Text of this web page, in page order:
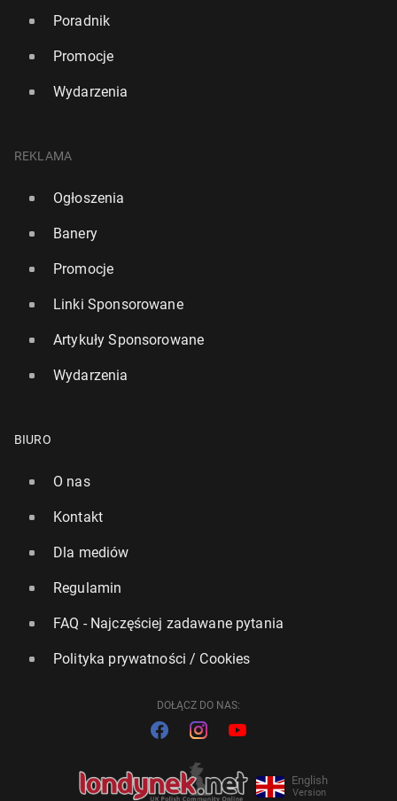
Poradnik
Promocje
Wydarzenia
REKLAMA
Ogłoszenia
Banery
Promocje
Linki Sponsorowane
Artykuły Sponsorowane
Wydarzenia
BIURO
O nas
Kontakt
Dla mediów
Regulamin
FAQ - Najczęściej zadawane pytania
Polityka prywatności / Cookies
DOŁĄCZ DO NAS:
English
Version